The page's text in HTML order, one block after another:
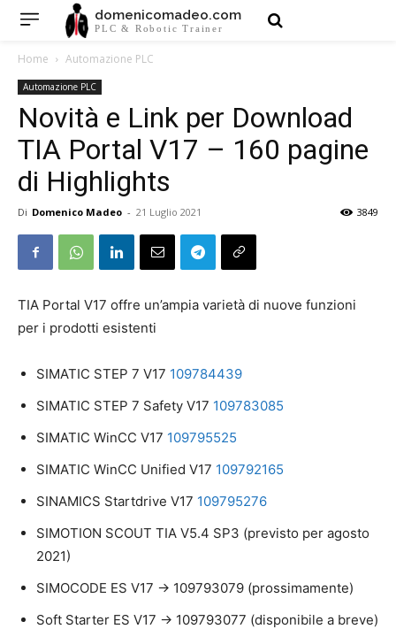
domenicomadeo.com
PLC & Robotic Trainer
Home Automazione PLC
Automazione PLC
Novità e Link per Download
TIA Portal V17 – 160 pagine
di Highlights
Di Domenico Madeo - 21 Luglio 2021 3849
TIA Portal V17 offre un’ampia varietà di nuove funzioni
per i prodotti esistenti
SIMATIC STEP 7 V17 109784439
SIMATIC STEP 7 Safety V17 109783085
SIMATIC WinCC V17 109795525
SIMATIC WinCC Unified V17 109792165
SINAMICS Startdrive V17 109795276
SIMOTION SCOUT TIA V5.4 SP3 (previsto per agosto
2021)
SIMOCODE ES V17 -> 109793079 (prossimamente)
Soft Starter ES V17 -> 109793077 (disponibile a breve)